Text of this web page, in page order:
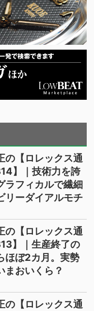
の【ロレックス通
】｜技術力を誇
ラフィカルで繊細
リーダイアルモチ
の【ロレックス通
】｜生産終了の
ほぼ2カ月。実勢
まおいくら？
の【ロレックス通